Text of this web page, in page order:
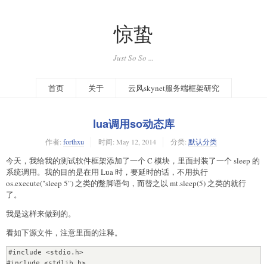
惊蛰
Just So So ...
首页 关于 云风skynet服务端框架研究
lua调用so动态库
作者: forthxu 时间: May 12, 2014 分类: 默认分类
今天，我给我的测试软件框架添加了一个 C 模块，里面封装了一个 sleep 的
系统调用。我的目的是在用 Lua 时，要延时的话，不用执行
os.execute("sleep 5") 之类的蹩脚语句，而替之以 mt.sleep(5) 之类的就行
了。
我是这样来做到的。
看如下源文件，注意里面的注释。
#include <stdio.h>